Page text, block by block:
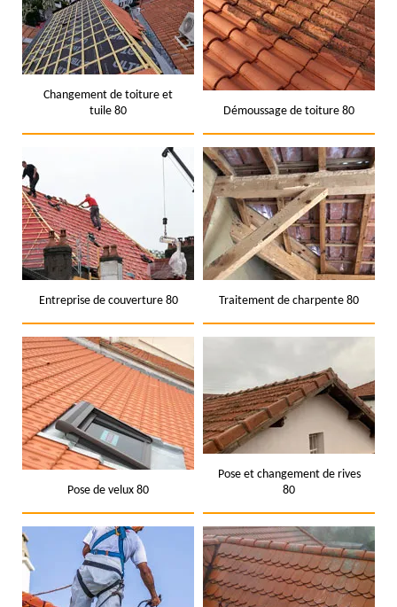
Changement de toiture et
tuile 80
Démoussage de toiture 80
Entreprise de couverture 80 Traitement de charpente 80
Pose de velux 80
Pose et changement de rives
80